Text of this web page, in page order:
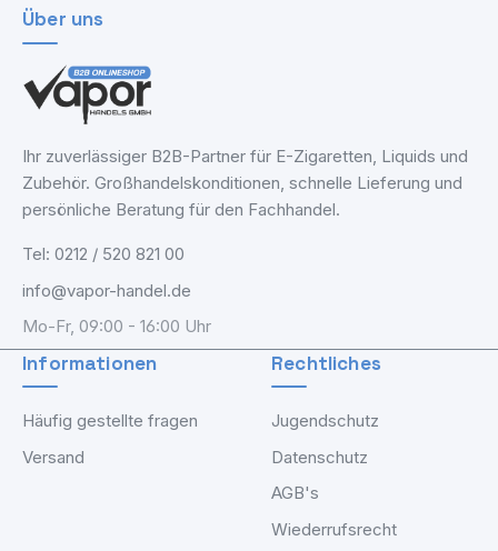
Über uns
Ihr zuverlässiger B2B-Partner für E-Zigaretten, Liquids und
Zubehör. Großhandelskonditionen, schnelle Lieferung und
persönliche Beratung für den Fachhandel.
Tel: 0212 / 520 821 00
info@vapor-handel.de
Mo-Fr, 09:00 - 16:00 Uhr
Informationen
Häufig gestellte fragen
Versand
Rechtliches
Jugendschutz
Datenschutz
AGB's
Wiederrufsrecht